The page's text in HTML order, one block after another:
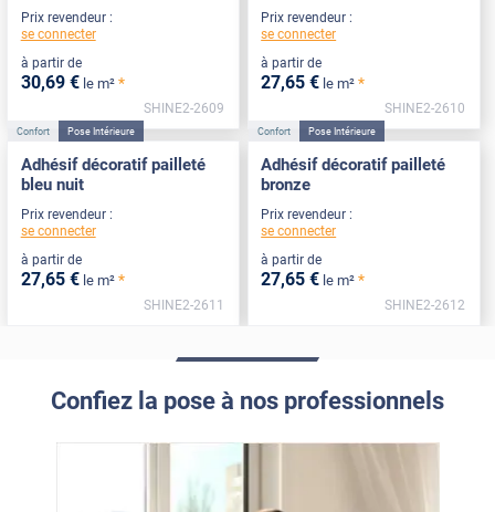
Prix revendeur :
se connecter
à partir de
30,69 € le m² *
SHINE2-2609
Prix revendeur :
se connecter
à partir de
27,65 € le m² *
SHINE2-2610
Confort Pose Intérieure
Adhésif décoratif pailleté
bleu nuit
Prix revendeur :
se connecter
à partir de
27,65 € le m² *
SHINE2-2611
Confort Pose Intérieure
Adhésif décoratif pailleté
bronze
Prix revendeur :
se connecter
à partir de
27,65 € le m² *
SHINE2-2612
Confiez la pose à nos professionnels